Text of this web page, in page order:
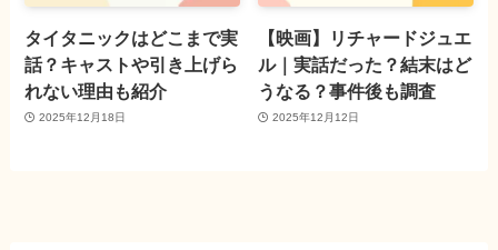
タイタニックはどこまで実
話？キャストや引き上げら
れない理由も紹介
2025年12月18日
【映画】リチャードジュエ
ル｜実話だった？結末はど
うなる？事件後も調査
2025年12月12日